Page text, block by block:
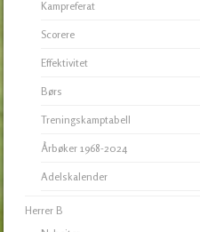
Kampreferat
Scorere
Effektivitet
Børs
Treningskamptabell
Årbøker 1968-2024
Adelskalender
Herrer B